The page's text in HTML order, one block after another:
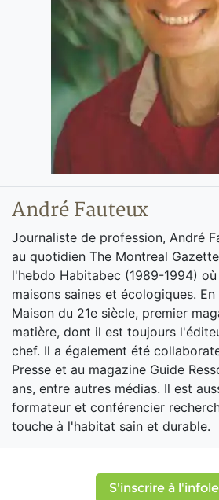
André Fauteux
Journaliste de profession, André
au quotidien The Montreal
l'hebdo Habitabec (1989-1994) où
maisons saines et écologiques.
Maison du 21e siècle, premier
matière, dont il est toujours
chef. Il a également été
Presse et au magazine Guide
ans, entre autres médias. Il est
formateur et conférencier
touche à l'habitat sain et durable.
S'inscrire à